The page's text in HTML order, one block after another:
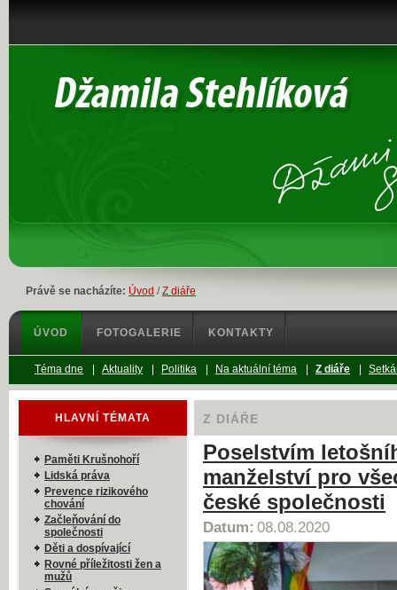
Právě se nacházíte: Úvod /Z diáře
Z DIÁŘE
Poselstvím
manželství pro
české společnosti
Datum: 08.08.2020
HLAVNÍ TÉMATA
Paměti Krušnohoří
Lidská práva
Prevence rizikového
chování
Začleňování do
společnosti
Děti a dospívající
Rovné příležitosti žen a
mužů
ÚVOD FOTOGALERIE KONTAKTY
Téma dne Aktuality Politika Na aktuální téma Z diáře